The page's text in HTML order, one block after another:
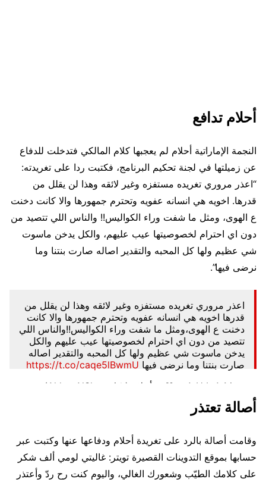
أحلام تدافع
النجمة الإماراتية أحلام لم يعجبها كلام المالكي فتدخلت للدفاع
عن زميلتها في لجنة تحكيم البرنامج، فكتبت ردا على تغريدته:
“اعذر مروري تغريده مستفزه وغير لائقه وهذا لن يقلل من
قدرها. اخويه هي انسانه عفويه وتحترم جمهورها والا كانت دخنت
ع الهوى، ومثل ما شفت وراء الكواليس!! والناس اللي تتصيد من
دون اي احترام لخصوصيتها عيب عليهم، والكل يدخن ماسوت
شي عظيم ولها كل المحبه والتقدير اصاله صارت بنتنا وما
نرضى فيها”.
اعذر مروري تغريده مستفزه وغير لائقه وهذا لن يقلل من
قدرها اخويه هي انسانه عفويه وتحترم جمهورها والا كانت
دخنت ع الهوى،ومثل ما شفت وراء الكواليس!!والناس اللي
تتصيد من دون اي احترام لخصوصيتها عيب عليهم والكل
يدخن ماسوت شي عظيم ولها كل المحبه والتقدير اصاله
صارت بنتنا وما نرضى فيها https://t.co/caqe5lBwmU
January 29, 2023
أصالة تعتذر
وقامت أصالة بالرد على تغريدة أحلام ودفاعها عنها وكتبت عبر
حسابها بموقع التدوينات القصيرة تويتر: غاليتي لومي ألف شكر
على كلامك الطيّب وشعورك الغالي، واليوم كنت رح ردّ وأعتذر